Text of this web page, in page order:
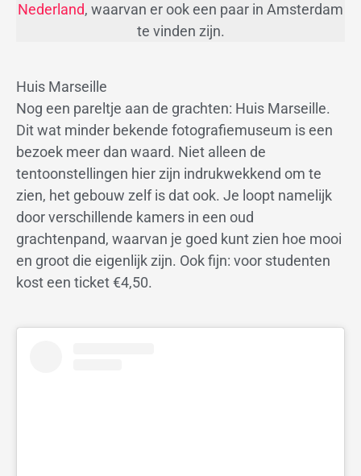
Nederland, waarvan er ook een paar in Amsterdam
te vinden zijn.
Huis Marseille
Nog een pareltje aan de grachten: Huis Marseille.
Dit wat minder bekende fotografiemuseum is een
bezoek meer dan waard. Niet alleen de
tentoonstellingen hier zijn indrukwekkend om te
zien, het gebouw zelf is dat ook. Je loopt namelijk
door verschillende kamers in een oud
grachtenpand, waarvan je goed kunt zien hoe mooi
en groot die eigenlijk zijn. Ook fijn: voor studenten
kost een ticket €4,50.